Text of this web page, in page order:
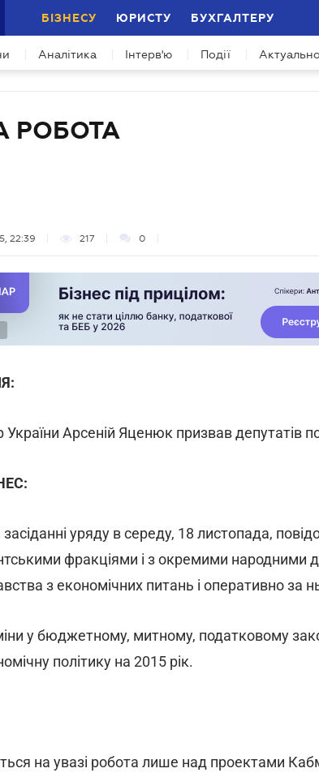
БІЗНЕСУ ЮРИСТУ БУХГАЛТЕРУ
Аналітика Інтерв'ю Події Актуально
РОБОТА
22:39 217 0
України Арсеній Яценюк призвав депутатів
уряду в середу, 18 листопада,
фракціями і з окремими народними
з економічних питань і оперативно за
у бюджетному, митному, податковому
політику на 2015 рік.
на увазі робота лише над проектами